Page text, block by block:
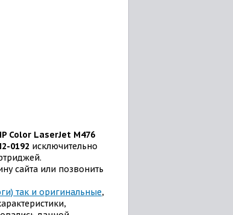
Color LaserJet M476
0192 исключительно
сайта или позвонить
так и оригинальные,